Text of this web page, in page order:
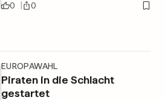
0 0
EUROPAWAHL
Piraten in die Schlacht
gestartet